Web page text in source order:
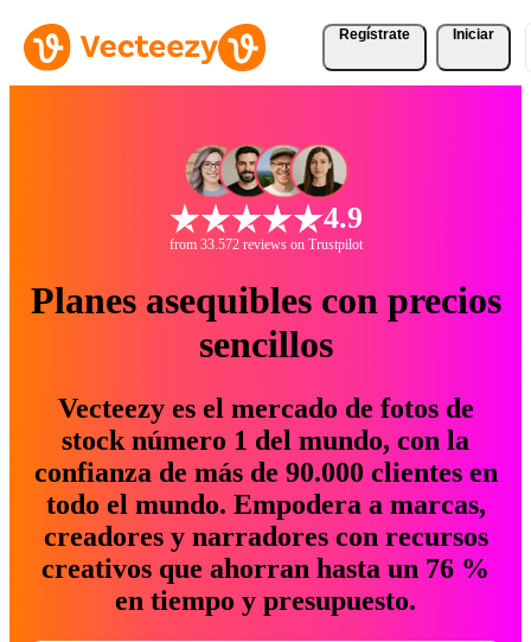
Regístrate Iniciar
4.9
from 33.572 reviews on Trustpilot
Planes asequibles con precios
sencillos
Vecteezy es el mercado de fotos de
stock número 1 del mundo, con la
confianza de más de 90.000 clientes en
todo el mundo. Empodera a marcas,
creadores y narradores con recursos
creativos que ahorran hasta un 76 %
en tiempo y presupuesto.